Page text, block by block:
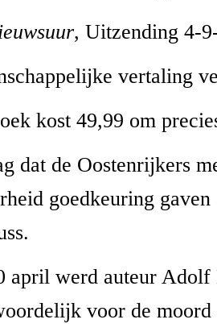
, Uitzending 4-
vertaling
kost 49,99 om
dat de Oostenrijkers
goedkeuring gaven
april werd auteur
voor de